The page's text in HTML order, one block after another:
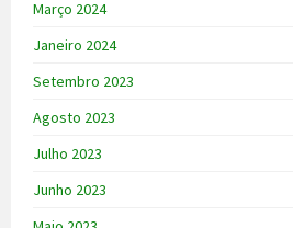
Março 2024
Janeiro 2024
Setembro 2023
Agosto 2023
Julho 2023
Junho 2023